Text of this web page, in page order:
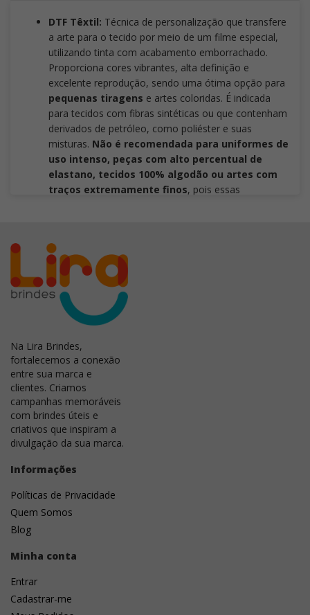
DTF Têxtil: Técnica de personalização que transfere
a arte para o tecido por meio de um filme especial,
utilizando tinta com acabamento emborrachado.
Proporciona cores vibrantes, alta definição e
excelente reprodução, sendo uma ótima opção para
pequenas tiragens e artes coloridas. É indicada
para tecidos com fibras sintéticas ou que contenham
derivados de petróleo, como poliéster e suas
misturas. Não é recomendada para uniformes de
uso intenso, peças com alto percentual de
elastano, tecidos 100% algodão ou artes com
traços extremamente finos, pois essas
Silk Mesa Corrida:
serigrafia indicada para personalizar brindes com
superfícies planas ou levemente curvas. Oferece
excelente cobertura, cores vivas e alta durabilidade,
sendo ideal para logotipos e artes em uma ou mais
Na Lira Brindes,
fortalecemos a conexão
entre sua marca e
clientes. Criamos
campanhas memoráveis
com brindes úteis e
criativos que inspiram a
divulgação da sua marca.
Informações
Políticas de Privacidade
Quem Somos
Blog
Minha conta
Entrar
Cadastrar-me